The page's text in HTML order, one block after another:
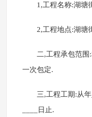
1,工程名称:湖塘
2,工程地点:湖塘
二,工程承包范
一次包定.
三,工程工期:从
____日止.